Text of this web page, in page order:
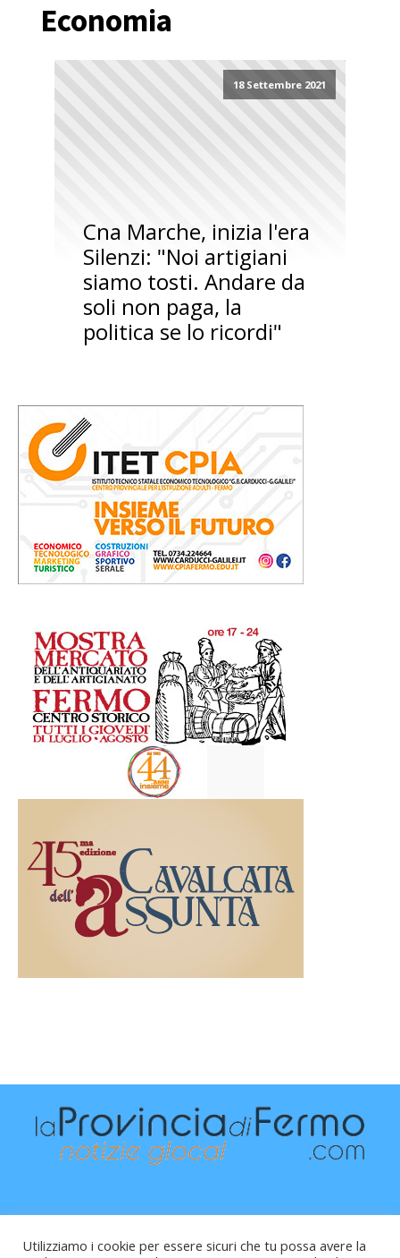
Economia
18 Settembre 2021
Cna Marche, inizia l'era
Silenzi: "Noi artigiani
siamo tosti. Andare da
soli non paga, la
politica se lo ricordi"
Utilizziamo i cookie per essere sicuri che tu possa avere la